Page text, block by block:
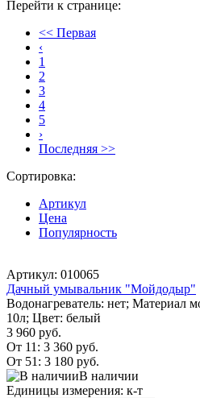
Перейти к странице:
<< Первая
‹
1
2
3
4
5
›
Последняя >>
Сортировка:
Артикул
Цена
Популярность
Артикул: 010065
Дачный умывальник "Мойдодыр"
Водонагреватель: нет; Материал
10л; Цвет: белый
3 960 руб.
От 11: 3 360 руб.
От 51: 3 180 руб.
В наличии
Единицы измерения: к-т